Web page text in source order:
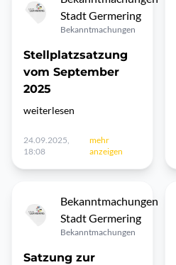
Stadt Germering
Bekanntmachungen
Stellplatzsatzung
vom September
2025
weiterlesen
24.09.2025,
18:08
mehr
anzeigen
Bekanntmachungen
Stadt Germering
Bekanntmachungen
Satzung zur